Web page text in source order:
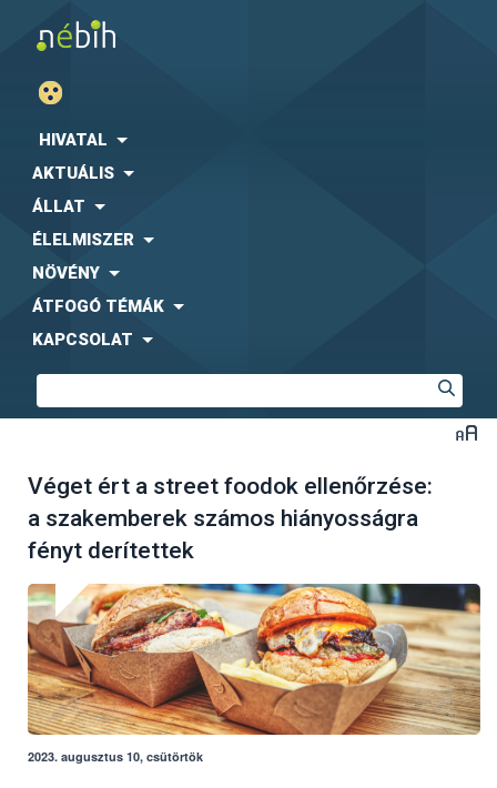
HIVATAL
AKTUÁLIS
ÁLLAT
ÉLELMISZER
NÖVÉNY
ÁTFOGÓ TÉMÁK
KAPCSOLAT
Véget ért a street foodok ellenőrzése:
a szakemberek számos hiányosságra
fényt derítettek
2023. augusztus 10, csütörtök